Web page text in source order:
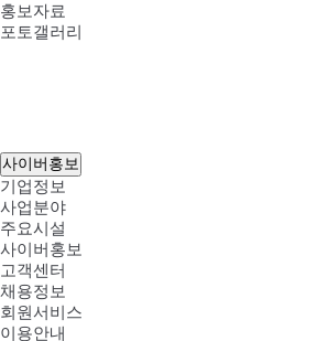
홍보자료
포토갤러리
사이버홍보
기업정보
사업분야
주요시설
사이버홍보
고객센터
채용정보
회원서비스
이용안내